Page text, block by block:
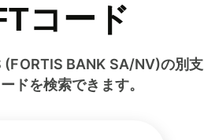
コード
(FORTIS BANK SA/NV)の別支
ドを検索できます。